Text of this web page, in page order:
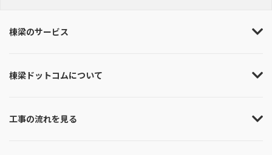
棟梁のサービス
棟梁ドットコムについて
工事の流れを見る